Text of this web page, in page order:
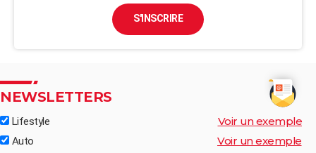
S'INSCRIRE
NEWSLETTERS
Lifestyle Voir un exemple
Auto Voir un exemple